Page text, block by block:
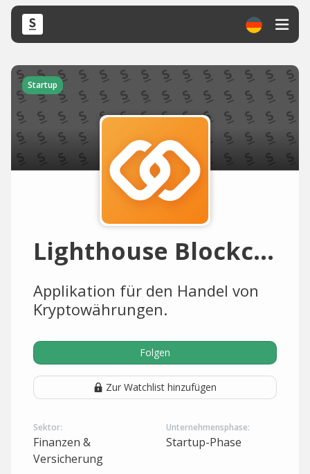
Startup
Lighthouse Blockchain Technology
Applikation für den Handel von
Kryptowährungen.
Folgen
Zur Watchlist hinzufügen
Sektor:
Finanzen &
Versicherung
Unternehmensphase:
Startup-Phase